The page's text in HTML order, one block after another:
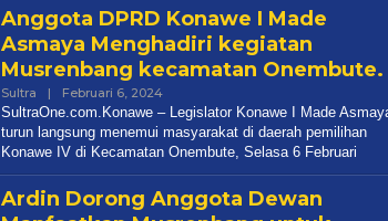
Anggota DPRD Konawe I Made
Asmaya Menghadiri kegiatan
Musrenbang kecamatan Onembute.
Sultra | Februari 6, 2024Oleh
Redaksi
SultraOne.com.Konawe – Legislator Konawe I Made
turun langsung menemui masyarakat di daerah pemilihan
Konawe IV di Kecamatan Onembute, Selasa 6 Februari
Ardin Dorong Anggota Dewan